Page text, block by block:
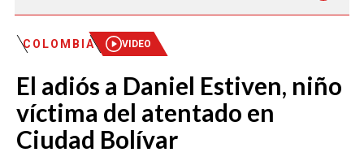
EMISIÓN 12:30 PM
EMISIÓN 7:00 PM
COLOMBIA VIDEO
El adiós a Daniel Estiven, niño
víctima del atentado en
Ciudad Bolívar